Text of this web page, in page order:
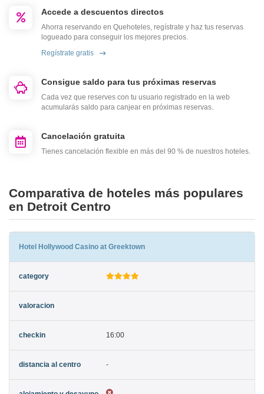
Accede a descuentos directos
Ahorra reservando en Quehoteles, regístrate y haz tus reservas
logueado para conseguir los mejores precios.
Regístrate gratis
Consigue saldo para tus próximas reservas
Cada vez que reserves con tu usuario registrado en la web
acumularás saldo para canjear en próximas reservas.
Cancelación gratuita
Tienes cancelación flexible en más del 90 % de nuestros hoteles.
Comparativa de hoteles más populares
en Detroit Centro
Hotel Hollywood Casino at Greektown
16:00
-